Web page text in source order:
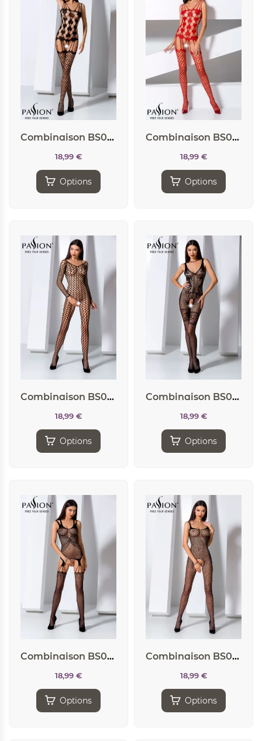
Combinaison BS067 – Noir
18,99 €
Options
Combinaison BS067 – Rouge
18,99 €
Options
Combinaison BS068 – Noir
18,99 €
Options
Combinaison BS069 – Noir
18,99 €
Options
Combinaison BS070 – Noir
18,99 €
Options
Combinaison BS071 – Noir
18,99 €
Options